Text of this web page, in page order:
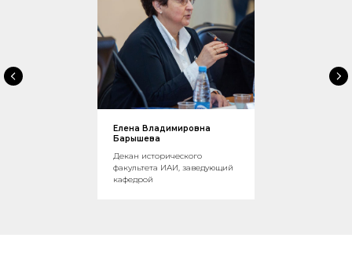
Елена Владимировна
Барышева
Декан исторического
факультета ИАИ, заведующий
кафедрой